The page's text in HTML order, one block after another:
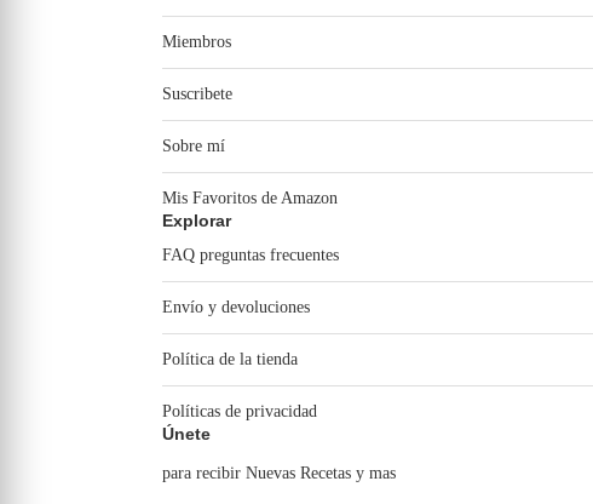
Miembros
Suscribete
Sobre mí
Mis Favoritos de Amazon
Explorar
FAQ preguntas frecuentes
Envío y devoluciones
Política de la tienda
Políticas de privacidad
Únete
para recibir Nuevas Recetas y mas